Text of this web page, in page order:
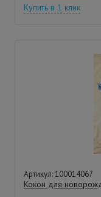
Купить в 1 клик
Артикул: 100014067
Кокон для